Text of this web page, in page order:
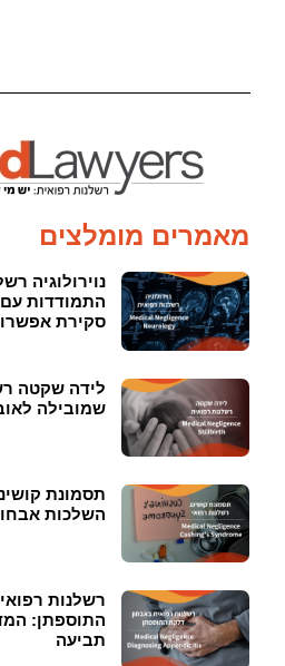
מאמרים מומלצים
נוירולוגיה
התמודדות עם
סקירת
לידה שקטה
שמובילה
תסמונת
השלכות
רשלנות
התוספתן:
תביעה